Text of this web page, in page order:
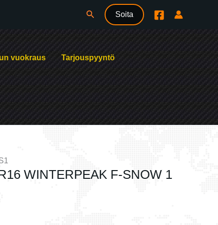
Hae Soita
vuokraus Tarjouspyyntö
WINTERPEAK F-SNOW 1